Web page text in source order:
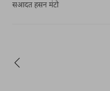
सआदत हसन मंटो